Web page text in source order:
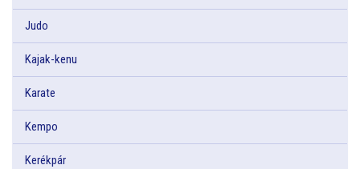
Judo
Kajak-kenu
Karate
Kempo
Kerékpár